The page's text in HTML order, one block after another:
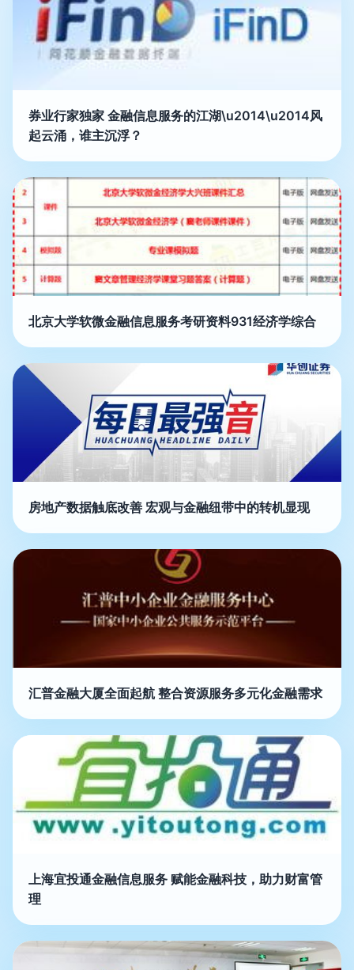
券业行家独家 金融信息服务的江湖\u2014\u2014风
起云涌，谁主沉浮？
北京大学软微金融信息服务考研资料931经济学综合
房地产数据触底改善 宏观与金融纽带中的转机显现
汇普金融大厦全面起航 整合资源服务多元化金融需求
上海宜投通金融信息服务 赋能金融科技，助力财富管
理